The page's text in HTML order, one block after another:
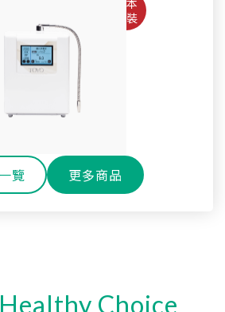
水生成器TYH-71GS
素水生成器TW-H1
櫥下型-雙溫飲水機 P-3 Pro
-RO直輸淨水器 R1 (800G)
生飲淨水器 OMAMORI-2PF
雙溫熱飲機 H-301
水除氯系統 TYR-450S
用主體濾心TA-1200
守-全效能御守濾心
OMAMORI-JC
閒環保雙層玻璃水瓶
mini次氯酸水生成器
覽 更多商品
Choice